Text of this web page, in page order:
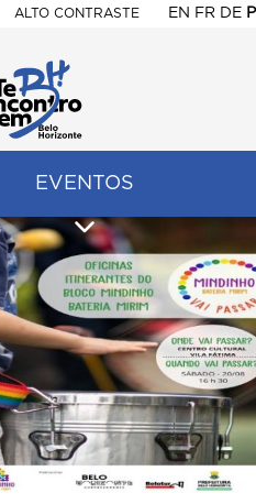
ALTO CONTRASTE EN FR DE
EVENTOS